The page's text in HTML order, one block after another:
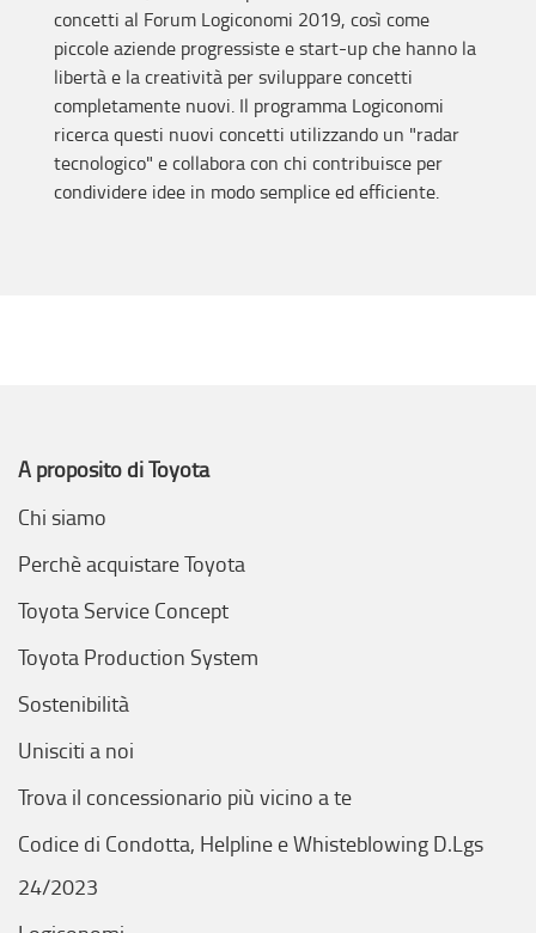
concetti al Forum Logiconomi 2019, così come
piccole aziende progressiste e start-up che hanno la
libertà e la creatività per sviluppare concetti
completamente nuovi. Il programma Logiconomi
ricerca questi nuovi concetti utilizzando un "radar
tecnologico" e collabora con chi contribuisce per
condividere idee in modo semplice ed efficiente.
A proposito di Toyota
Chi siamo
Perchè acquistare Toyota
Toyota Service Concept
Toyota Production System
Sostenibilità
Unisciti a noi
Trova il concessionario più vicino a te
Codice di Condotta, Helpline e Whisteblowing D.Lgs
24/2023